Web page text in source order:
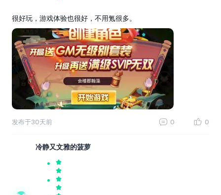
很好玩，游戏体验也很好，不用氪很多。
发布于30天前 0 0
冷静又文雅的菠萝